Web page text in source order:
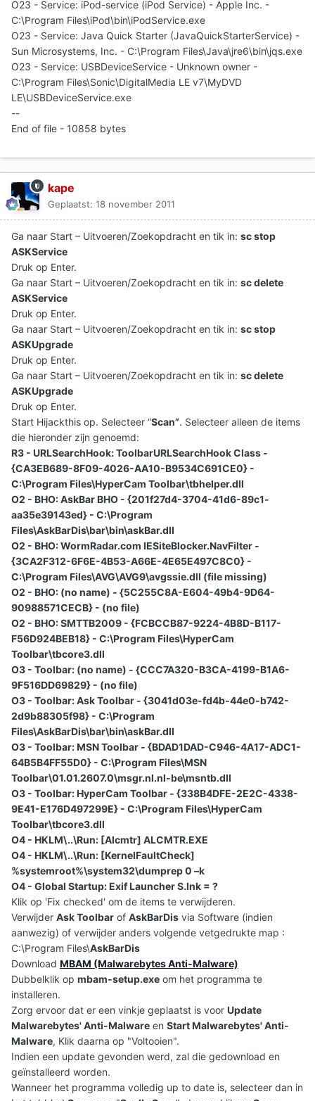
O23 - Service: iPod-service (iPod Service) - Apple Inc. -
C:\Program Files\iPod\bin\iPodService.exe
O23 - Service: Java Quick Starter (JavaQuickStarterService) -
Sun Microsystems, Inc. - C:\Program Files\Java\jre6\bin\jqs.exe
O23 - Service: USBDeviceService - Unknown owner -
C:\Program Files\Sonic\DigitalMedia LE v7\MyDVD
LE\USBDeviceService.exe
--
End of file - 10858 bytes
kape
Geplaatst: 18 november 2011
Ga naar Start – Uitvoeren/Zoekopdracht en tik in: sc stop
ASKService
Druk op Enter.
Ga naar Start – Uitvoeren/Zoekopdracht en tik in: sc delete
ASKService
Druk op Enter.
Ga naar Start – Uitvoeren/Zoekopdracht en tik in: sc stop
ASKUpgrade
Druk op Enter.
Ga naar Start – Uitvoeren/Zoekopdracht en tik in: sc delete
ASKUpgrade
Druk op Enter.
Start Hijackthis op. Selecteer “Scan”. Selecteer alleen de items
die hieronder zijn genoemd:
R3 - URLSearchHook: ToolbarURLSearchHook Class -
{CA3EB689-8F09-4026-AA10-B9534C691CE0} -
C:\Program Files\HyperCam Toolbar\tbhelper.dll
O2 - BHO: AskBar BHO - {201f27d4-3704-41d6-89c1-
aa35e39143ed} - C:\Program
Files\AskBarDis\bar\bin\askBar.dll
O2 - BHO: WormRadar.com IESiteBlocker.NavFilter -
{3CA2F312-6F6E-4B53-A66E-4E65E497C8C0} -
C:\Program Files\AVG\AVG9\avgssie.dll (file missing)
O2 - BHO: (no name) - {5C255C8A-E604-49b4-9D64-
90988571CECB} - (no file)
O2 - BHO: SMTTB2009 - {FCBCCB87-9224-4B8D-B117-
F56D924BEB18} - C:\Program Files\HyperCam
Toolbar\tbcore3.dll
O3 - Toolbar: (no name) - {CCC7A320-B3CA-4199-B1A6-
9F516DD69829} - (no file)
O3 - Toolbar: Ask Toolbar - {3041d03e-fd4b-44e0-b742-
2d9b88305f98} - C:\Program
Files\AskBarDis\bar\bin\askBar.dll
O3 - Toolbar: MSN Toolbar - {BDAD1DAD-C946-4A17-ADC1-
64B5B4FF55D0} - C:\Program Files\MSN
Toolbar\01.01.2607.0\msgr.nl.nl-be\msntb.dll
O3 - Toolbar: HyperCam Toolbar - {338B4DFE-2E2C-4338-
9E41-E176D497299E} - C:\Program Files\HyperCam
Toolbar\tbcore3.dll
O4 - HKLM\..\Run: [Alcmtr] ALCMTR.EXE
O4 - HKLM\..\Run: [KernelFaultCheck]
%systemroot%\system32\dumprep 0 –k
O4 - Global Startup: Exif Launcher S.lnk = ?
Klik op 'Fix checked' om de items te verwijderen.
Verwijder Ask Toolbar of AskBarDis via Software (indien
aanwezig) of verwijder anders volgende vetgedrukte map :
C:\Program Files\AskBarDis
Download MBAM (Malwarebytes Anti-Malware)
Dubbelklik op mbam-setup.exe om het programma te
installeren.
Zorg ervoor dat er een vinkje geplaatst is voor Update
Malwarebytes' Anti-Malware en Start Malwarebytes' Anti-
Malware, Klik daarna op "Voltooien".
Indien een update gevonden werd, zal die gedownload en
geïnstalleerd worden.
Wanneer het programma volledig up to date is, selecteer dan in